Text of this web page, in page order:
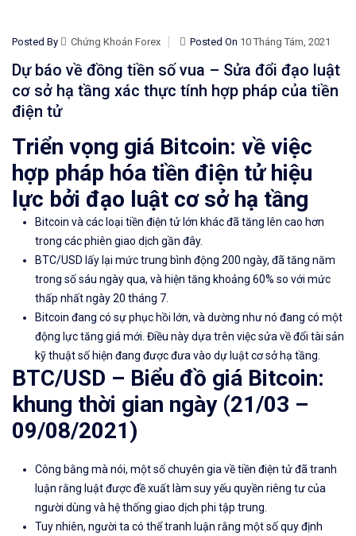
Posted By Chứng Khoán Forex Posted On 10 Tháng Tám, 2021
Dự báo về đồng tiền số vua – Sửa đổi đạo luật
cơ sở hạ tầng xác thực tính hợp pháp của tiền
điện tử
Triển vọng giá Bitcoin: về việc
hợp pháp hóa tiền điện tử hiệu
lực bởi đạo luật cơ sở hạ tầng
Bitcoin và các loại tiền điện tử lớn khácđã tăng lên cao hơn
trong các phiên giao dịch gần đây.
BTC/USD lấy lại mức trung bình động 200 ngày, đã tăng năm
trong số sáu ngày qua, và hiện tăng khoảng 60% so với mức
thấp nhất ngày 20 tháng 7.
Bitcoin đang có sự phục hồi lớn, và dường như nó đang có một
động lực tăng giá mới. Điều này dựa trên việc sửa về đổi tài sản
kỹ thuật số hiện đang được đưa vào dự luật cơ sở hạ tầng.
BTC/USD – Biểu đồ giá Bitcoin:
khung thời gian ngày (21/03 –
09/08/2021)
Công bằng mà nói, một số chuyên gia về tiền điện tử đã tranh
luận rằng luật được đề xuất làm suy yếu quyền riêng tư của
người dùng và hệ thống giao dịch phi tập trung.
Tuy nhiên, người ta có thể tranh luận rằng một số quy định